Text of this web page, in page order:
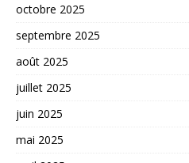
octobre 2025
septembre 2025
août 2025
juillet 2025
juin 2025
mai 2025